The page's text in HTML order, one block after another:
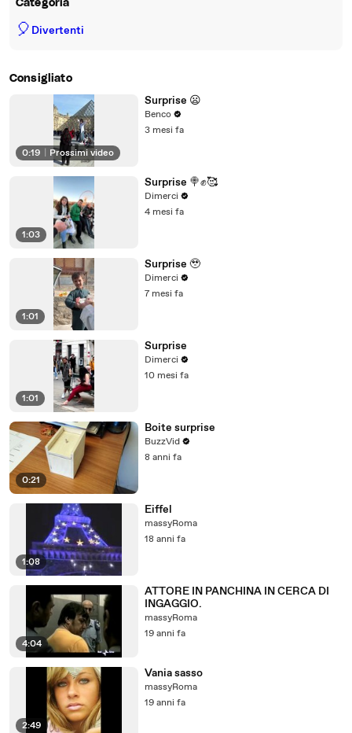
Categoria
🎈 Divertenti
Consigliato
0:19 Prossimi video
Surprise 😦
Benco
3 mesi fa
1:03
Surprise 🍭✊🥰
Dimerci
4 mesi fa
1:01
Surprise 🥹
Dimerci
7 mesi fa
1:01
Surprise
Dimerci
10 mesi fa
0:21
Boite surprise
BuzzVid
8 anni fa
1:08
Eiffel
massyRoma
18 anni fa
4:04
ATTORE IN PANCHINA IN CERCA DI
INGAGGIO.
massyRoma
19 anni fa
2:49
Vania sasso
massyRoma
19 anni fa